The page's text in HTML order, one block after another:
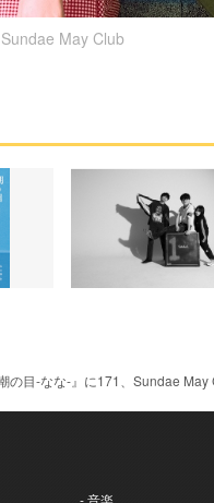
Sundae May Club
目-なな-』に171、Sundae May